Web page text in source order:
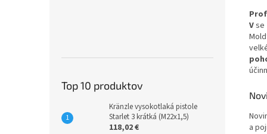
Top 10 produktov
Kränzle vysokotlaká pistole
Starlet 3 krátká (M22x1,5)
118,02 €
Vse
a